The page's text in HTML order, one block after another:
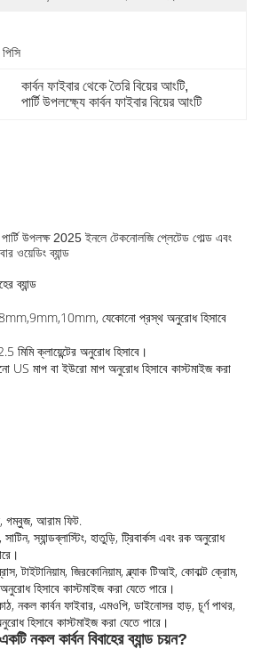
কার্বন ফাইবার থেকে তৈরি বিয়ের আংটি,
পার্টি উপলক্ষ্যে কার্বন ফাইবার বিয়ের আংটি
উপলক্ষ 2025 ইনলে টেকনোলজি প্লেটেড গোল্ড এবং
ওয়েডিং ব্যান্ড
ব্যান্ড
যেকোনো প্রস্থ অনুরোধ হিসাবে
মিমি ক্লায়েন্টের অনুরোধ হিসাবে।
US মাপ বা ইউরো মাপ অনুরোধ হিসাবে কাস্টমাইজ করা
গম্বুজ, আরাম ফিট.
স্যান্ডব্লাস্টিং, হাতুড়ি, ট্রিবার্কস এবং রক অনুরোধ
টাইটানিয়াম, জিরকোনিয়াম, ব্ল্যাক টিআই, কোবাল্ট ক্রোম,
হিসাবে কাস্টমাইজ করা যেতে পারে।
নকল কার্বন ফাইবার, এমওপি, ডাইনোসর হাড়, চূর্ণ পাথর,
হিসাবে কাস্টমাইজ করা যেতে পারে।
নকল কার্বন বিবাহের ব্যান্ড চয়ন?